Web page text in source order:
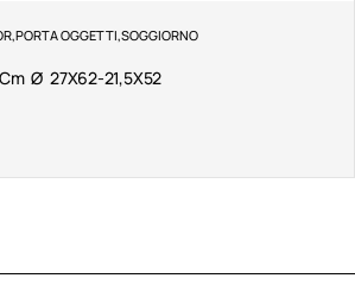
,PORTA OGGETTI,SOGGIORNO
Ø 27X62-21,5X52